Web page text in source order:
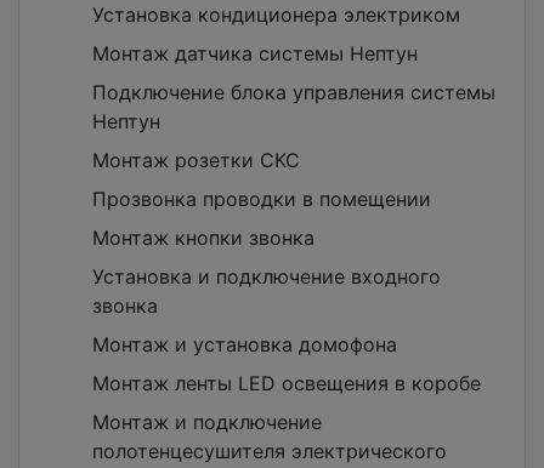
Установка кондиционера электриком
Монтаж датчика системы Нептун
Подключение блока управления системы
Нептун
Монтаж розетки СКС
Прозвонка проводки в помещении
Монтаж кнопки звонка
Установка и подключение входного
звонка
Монтаж и установка домофона
Монтаж ленты LED освещения в коробе
Монтаж и подключение
полотенцесушителя электрического